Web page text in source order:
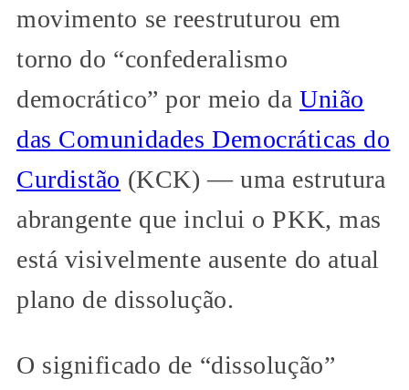
movimento se reestruturou em
torno do “confederalismo
democrático” por meio da União
das Comunidades Democráticas do
Curdistão (KCK) — uma estrutura
abrangente que inclui o PKK, mas
está visivelmente ausente do atual
plano de dissolução.
O significado de “dissolução”